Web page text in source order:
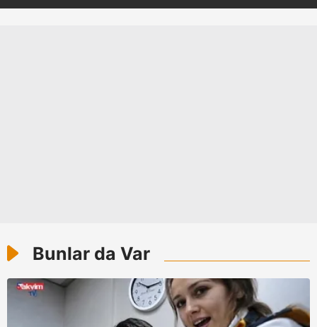
Bunlar da Var